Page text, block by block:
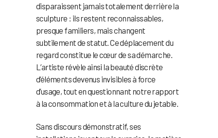
disparaissent jamais totalement derrière la
sculpture : ils restent reconnaissables,
presque familiers, mais changent
subtilement de statut. Ce déplacement du
regard constitue le cœur de sa démarche.
L’artiste révèle ainsi la beauté discrète
d’éléments devenus invisibles à force
d’usage, tout en questionnant notre rapport
à la consommation et à la culture du jetable.
Sans discours démonstratif, ses